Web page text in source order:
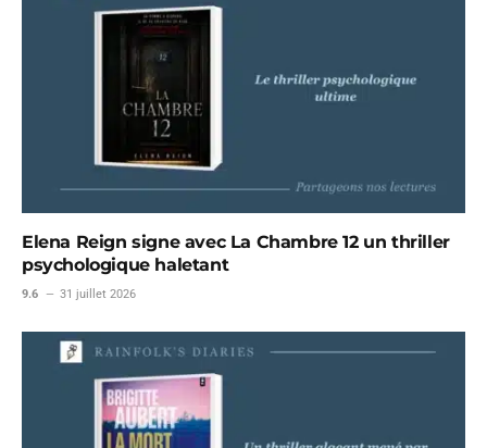
Elena Reign signe avec La Chambre 12 un thriller
psychologique haletant
9.6 31 juillet 2026